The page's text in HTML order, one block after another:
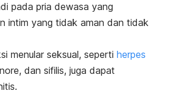
pada pria dewasa yang
intim yang tidak aman dan tidak
menular seksual, seperti herpes
dan sifilis, juga dapat